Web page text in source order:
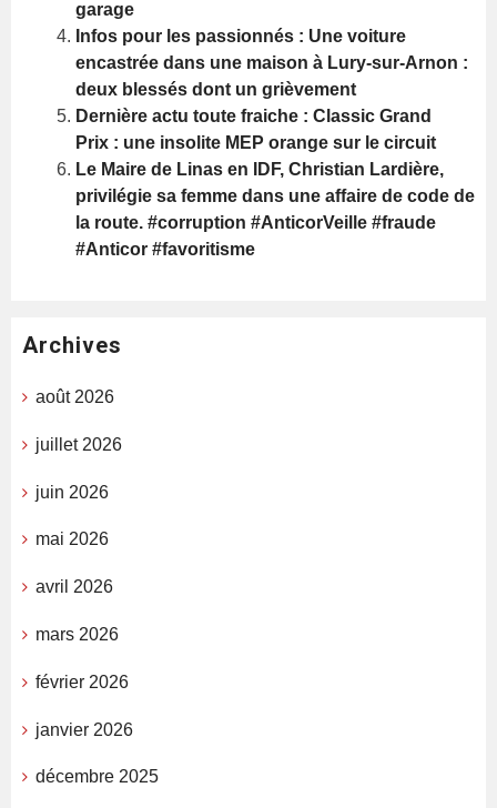
garage
Infos pour les passionnés : Une voiture
encastrée dans une maison à Lury-sur-Arnon :
deux blessés dont un grièvement
Dernière actu toute fraiche : Classic Grand
Prix : une insolite MEP orange sur le circuit
Le Maire de Linas en IDF, Christian Lardière,
privilégie sa femme dans une affaire de code de
la route. #corruption #AnticorVeille #fraude
#Anticor #favoritisme
Archives
août 2026
juillet 2026
juin 2026
mai 2026
avril 2026
mars 2026
février 2026
janvier 2026
décembre 2025